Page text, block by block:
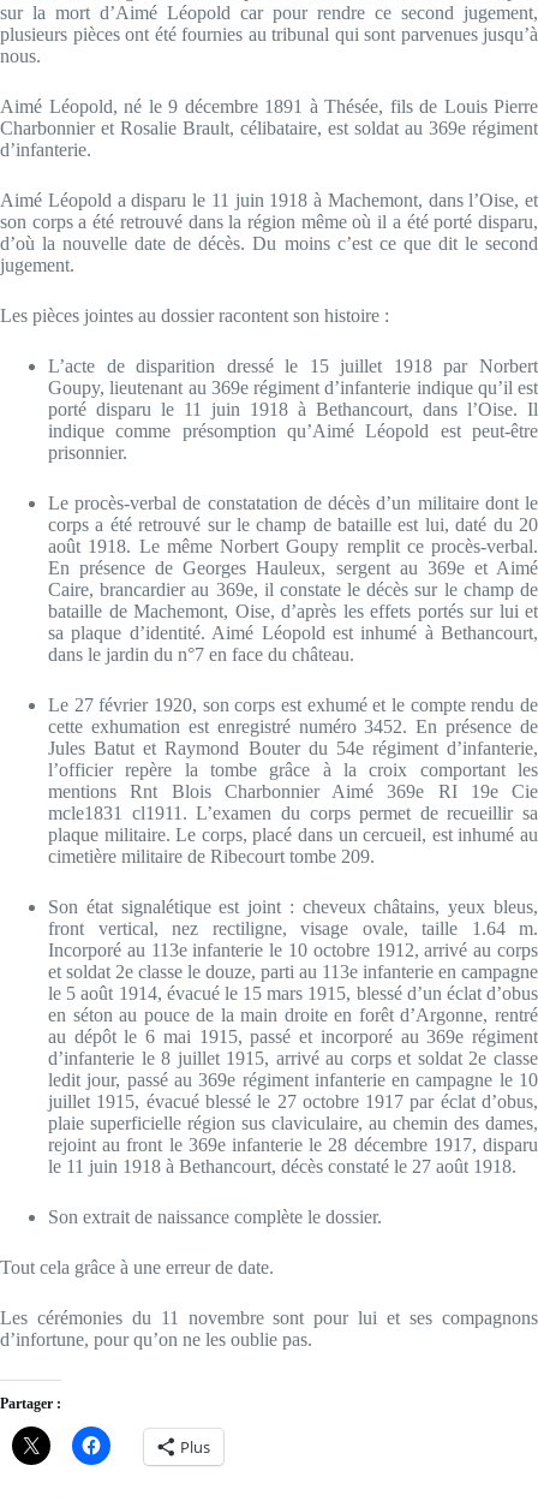
sur la mort d’Aimé Léopold car pour rendre ce second jugement,
plusieurs pièces ont été fournies au tribunal qui sont parvenues jusqu’à
nous.
Aimé Léopold, né le 9 décembre 1891 à Thésée, fils de Louis Pierre
Charbonnier et Rosalie Brault, célibataire, est soldat au 369e régiment
d’infanterie.
Aimé Léopold a disparu le 11 juin 1918 à Machemont, dans l’Oise, et
son corps a été retrouvé dans la région même où il a été porté disparu,
d’où la nouvelle date de décès. Du moins c’est ce que dit le second
jugement.
Les pièces jointes au dossier racontent son histoire :
L’acte de disparition dressé le 15 juillet 1918 par Norbert
Goupy, lieutenant au 369e régiment d’infanterie indique qu’il est
porté disparu le 11 juin 1918 à Bethancourt, dans l’Oise. Il
indique comme présomption qu’Aimé Léopold est peut-être
prisonnier.
Le procès-verbal de constatation de décès d’un militaire dont le
corps a été retrouvé sur le champ de bataille est lui, daté du 20
août 1918. Le même Norbert Goupy remplit ce procès-verbal.
En présence de Georges Hauleux, sergent au 369e et Aimé
Caire, brancardier au 369e, il constate le décès sur le champ de
bataille de Machemont, Oise, d’après les effets portés sur lui et
sa plaque d’identité. Aimé Léopold est inhumé à Bethancourt,
dans le jardin du n°7 en face du château.
Le 27 février 1920, son corps est exhumé et le compte rendu de
cette exhumation est enregistré numéro 3452. En présence de
Jules Batut et Raymond Bouter du 54e régiment d’infanterie,
l’officier repère la tombe grâce à la croix comportant les
mentions Rnt Blois Charbonnier Aimé 369e RI 19e Cie
mcle1831 cl1911. L’examen du corps permet de recueillir sa
plaque militaire. Le corps, placé dans un cercueil, est inhumé au
cimetière militaire de Ribecourt tombe 209.
Son état signalétique est joint : cheveux châtains, yeux bleus,
front vertical, nez rectiligne, visage ovale, taille 1.64 m.
Incorporé au 113e infanterie le 10 octobre 1912, arrivé au corps
et soldat 2e classe le douze, parti au 113e infanterie en campagne
le 5 août 1914, évacué le 15 mars 1915, blessé d’un éclat d’obus
en séton au pouce de la main droite en forêt d’Argonne, rentré
au dépôt le 6 mai 1915, passé et incorporé au 369e régiment
d’infanterie le 8 juillet 1915, arrivé au corps et soldat 2e classe
ledit jour, passé au 369e régiment infanterie en campagne le 10
juillet 1915, évacué blessé le 27 octobre 1917 par éclat d’obus,
plaie superficielle région sus claviculaire, au chemin des dames,
rejoint au front le 369e infanterie le 28 décembre 1917, disparu
le 11 juin 1918 à Bethancourt, décès constaté le 27 août 1918.
Son extrait de naissance complète le dossier.
Tout cela grâce à une erreur de date.
Les cérémonies du 11 novembre sont pour lui et ses compagnons
d’infortune, pour qu’on ne les oublie pas.
Partager :
Plus